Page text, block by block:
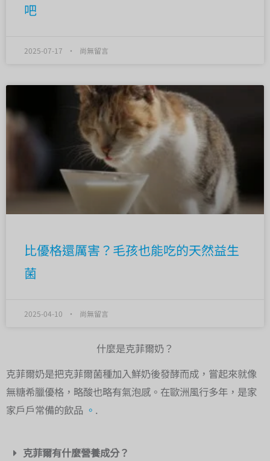
吧
2025-07-17 尚無留言
比優格還厲害？毛孩也能吃的天然益生
菌
2025-04-10 尚無留言
什麼是克菲爾奶？
克菲爾奶是把克菲爾菌種加入鮮奶後發酵而成，嘗起來就像
無糖希臘優格，略酸也略有氣泡感。在歐洲風行多年，是家
家戶戶常備的飲品 。 .
克菲爾有什麼營養成分？